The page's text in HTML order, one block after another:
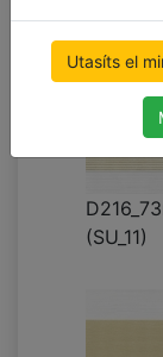
Utasíts el
(KH_01)
(SU_11)